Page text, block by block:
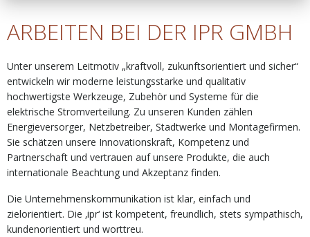
ARBEITEN BEI DER IPR GMBH
Unter unserem Leitmotiv „kraftvoll, zukunftsorientiert und sicher“
entwickeln wir moderne leistungsstarke und qualitativ
hochwertigste Werkzeuge, Zubehör und Systeme für die
elektrische Stromverteilung. Zu unseren Kunden zählen
Energieversorger, Netzbetreiber, Stadtwerke und Montagefirmen.
Sie schätzen unsere Innovationskraft, Kompetenz und
Partnerschaft und vertrauen auf unsere Produkte, die auch
internationale Beachtung und Akzeptanz finden.
Die Unternehmenskommunikation ist klar, einfach und
zielorientiert. Die ‚ipr‘ ist kompetent, freundlich, stets sympathisch,
kundenorientiert und worttreu.